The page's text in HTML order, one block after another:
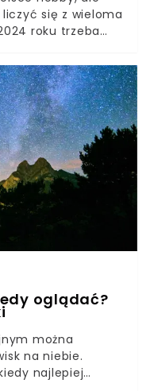
się z wieloma
roku trzeba
tylko jedna grupa
roku mniej na
oglądać?
można
na niebie.
najlepiej